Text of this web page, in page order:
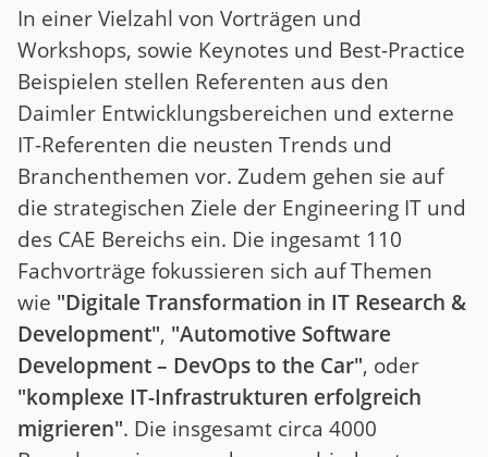
In einer Vielzahl von Vorträgen und
Workshops, sowie Keynotes und Best-Practice
Beispielen stellen Referenten aus den
Daimler Entwicklungsbereichen und externe
IT-Referenten die neusten Trends und
Branchenthemen vor. Zudem gehen sie auf
die strategischen Ziele der Engineering IT und
des CAE Bereichs ein. Die ingesamt 110
Fachvorträge fokussieren sich auf Themen
wie "Digitale Transformation in IT Research &
Development", "Automotive Software
Development – DevOps to the Car", oder
"komplexe IT-Infrastrukturen erfolgreich
migrieren". Die insgesamt circa 4000